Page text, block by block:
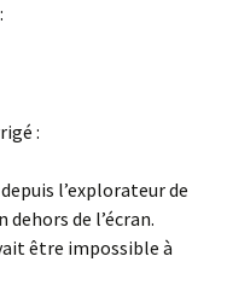
:
l’explorateur de
dehors de l’écran.
être impossible à